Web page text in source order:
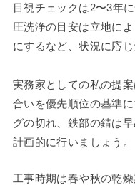
目視チェックは2〜3年
圧洗浄の目安は立地に
にするなど、状況に応
実務家としての私の提
合いを優先順位の基準
グの切れ、鉄部の錆は
計画的に行いましょう。
工事時期は春や秋の乾